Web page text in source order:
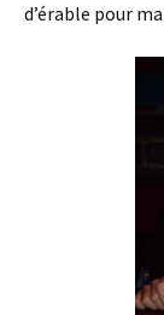
d’érable pour